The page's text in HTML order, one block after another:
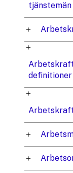
definitioner